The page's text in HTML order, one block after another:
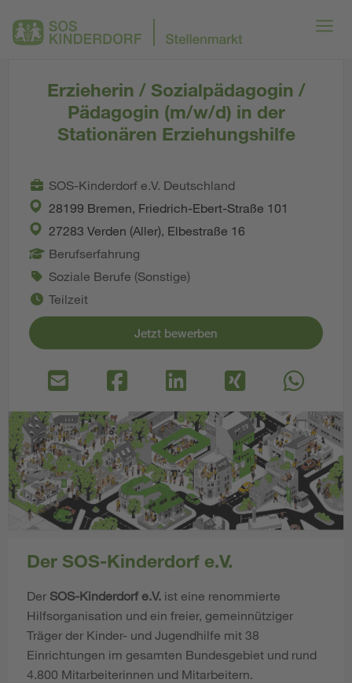
Erzieherin / Sozialpädagogin /
Pädagogin (m/w/d) in der
Stationären Erziehungshilfe
SOS-Kinderdorf e.V. Deutschland
28199 Bremen, Friedrich-Ebert-Straße 101
27283 Verden (Aller), Elbestraße 16
Berufserfahrung
Soziale Berufe (Sonstige)
Teilzeit
Jetzt bewerben
Der SOS-Kinderdorf e.V.
Der SOS-Kinderdorf e.V. ist eine renommierte
Hilfsorganisation und ein freier, gemeinnütziger
Träger der Kinder- und Jugendhilfe mit 38
Einrichtungen im gesamten Bundesgebiet und rund
4.800 Mitarbeiterinnen und Mitarbeitern.